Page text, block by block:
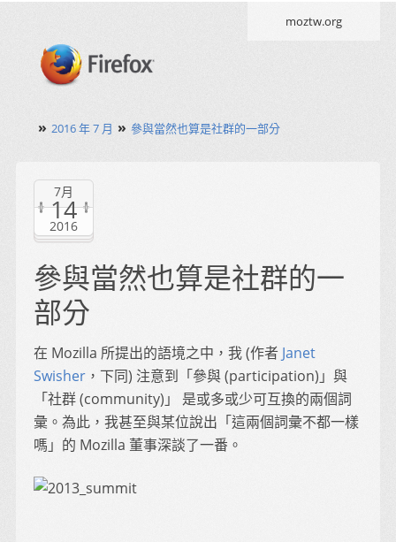
moztw.org
» 2016 年 7 月 » 參與當然也算是社群的一部分
7月
14
2016
參與當然也算是社群的一
部分
在 Mozilla 所提出的語境之中，我 (作者 Janet
Swisher ，下同) 注意到「參與 (participation)」與
「社群 (community)」 是或多或少可互換的兩個詞
彙。為此，我甚至與某位說出「這兩個詞彙不都一樣
嗎」的 Mozilla 董事深談了一番。